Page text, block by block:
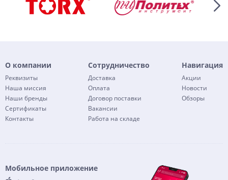
О компании
Реквизиты
Наша миссия
Наши бренды
Сертификаты
Контакты
Сотрудничество
Доставка
Оплата
Договор поставки
Вакансии
Работа на складе
Навигация
Акции
Новости
Обзоры
Мобильное приложение